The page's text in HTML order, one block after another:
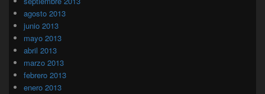
agosto 2013
junio 2013
mayo 2013
abril 2013
marzo 2013
febrero 2013
enero 2013